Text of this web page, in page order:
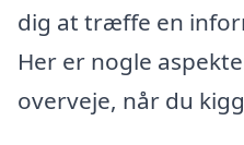
dig at træffe en
Her er nogle
overveje, når du